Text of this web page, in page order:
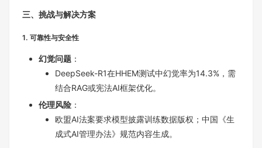
三、挑战与解决方案
1. 可靠性与安全性
幻觉问题 ：
DeepSeek-R1在HHEM测试中幻觉率为14.3%，需
结合RAG或宪法AI框架优化。
伦理风险 ：
欧盟AI法案要求模型披露训练数据版权；中国《生
成式AI管理办法》规范内容生成。